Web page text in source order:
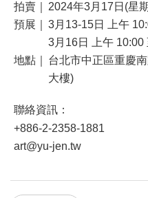
拍賣｜
2024年3月17日(星
預展｜
3月13-15日 上午
3月16日 上午 10:00
地點｜
台北市中正區重慶
大樓)
聯絡資訊：
+886-2-2358-1881
art@yu-jen.tw